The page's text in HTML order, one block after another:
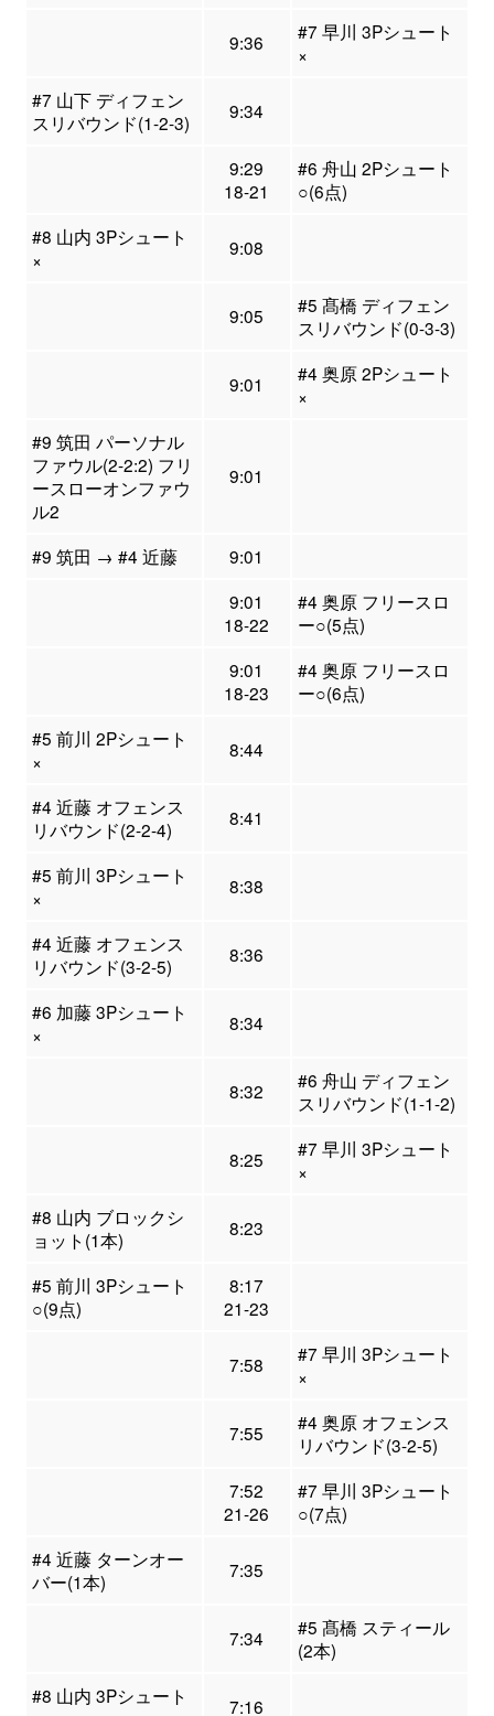
9:36
#7 早川 3Pシュート
×
#7 山下 ディフェン
スリバウンド(1-2-3)
9:34
9:29
18-21
#6 舟山 2Pシュート
○(6点)
#8 山内 3Pシュート
×
9:08
9:05
#5 髙橋 ディフェン
スリバウンド(0-3-3)
9:01
#4 奥原 2Pシュート
×
#9 筑田 パーソナル
ファウル(2-2:2) フリ
ースローオンファウ
ル2
9:01
#9 筑田 → #4 近藤
9:01
9:01
18-22
#4 奥原 フリースロ
ー○(5点)
9:01
18-23
#4 奥原 フリースロ
ー○(6点)
#5 前川 2Pシュート
×
8:44
#4 近藤 オフェンス
リバウンド(2-2-4)
8:41
#5 前川 3Pシュート
×
8:38
#4 近藤 オフェンス
リバウンド(3-2-5)
8:36
#6 加藤 3Pシュート
×
8:34
8:32
#6 舟山 ディフェン
スリバウンド(1-1-2)
8:25
#7 早川 3Pシュート
×
#8 山内 ブロックシ
ョット(1本)
8:23
#5 前川 3Pシュート
○(9点)
8:17
21-23
7:58
#7 早川 3Pシュート
×
7:55
#4 奥原 オフェンス
リバウンド(3-2-5)
7:52
21-26
#7 早川 3Pシュート
○(7点)
#4 近藤 ターンオー
バー(1本)
7:35
7:34
#5 髙橋 スティール
(2本)
#8 山内 3Pシュート
7:16